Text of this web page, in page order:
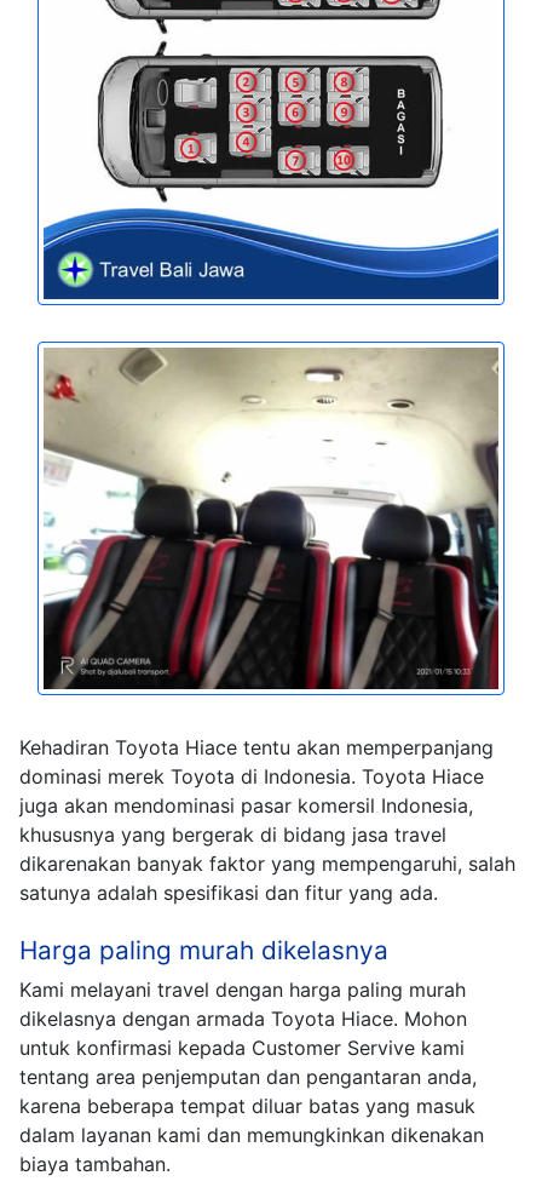
Kehadiran Toyota Hiace tentu akan memperpanjang
dominasi merek Toyota di Indonesia. Toyota Hiace
juga akan mendominasi pasar komersil Indonesia,
khususnya yang bergerak di bidang jasa travel
dikarenakan banyak faktor yang mempengaruhi, salah
satunya adalah spesifikasi dan fitur yang ada.
Harga paling murah dikelasnya
Kami melayani travel dengan harga paling murah
dikelasnya dengan armada Toyota Hiace. Mohon
untuk konfirmasi kepada Customer Servive kami
tentang area penjemputan dan pengantaran anda,
karena beberapa tempat diluar batas yang masuk
dalam layanan kami dan memungkinkan dikenakan
biaya tambahan.